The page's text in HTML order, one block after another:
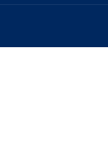
重庆百富工业有限公